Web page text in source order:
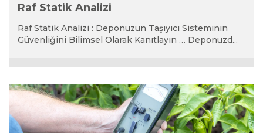
Raf Statik Analizi
Raf Statik Analizi : Deponuzun Taşıyıcı Sisteminin
Güvenliğini Bilimsel Olarak Kanıtlayın … Deponuzd...